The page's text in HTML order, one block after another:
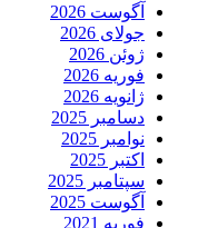
آگوست 2026
جولای 2026
ژوئن 2026
فوریه 2026
ژانویه 2026
دسامبر 2025
نوامبر 2025
اکتبر 2025
سپتامبر 2025
آگوست 2025
فوریه 2021